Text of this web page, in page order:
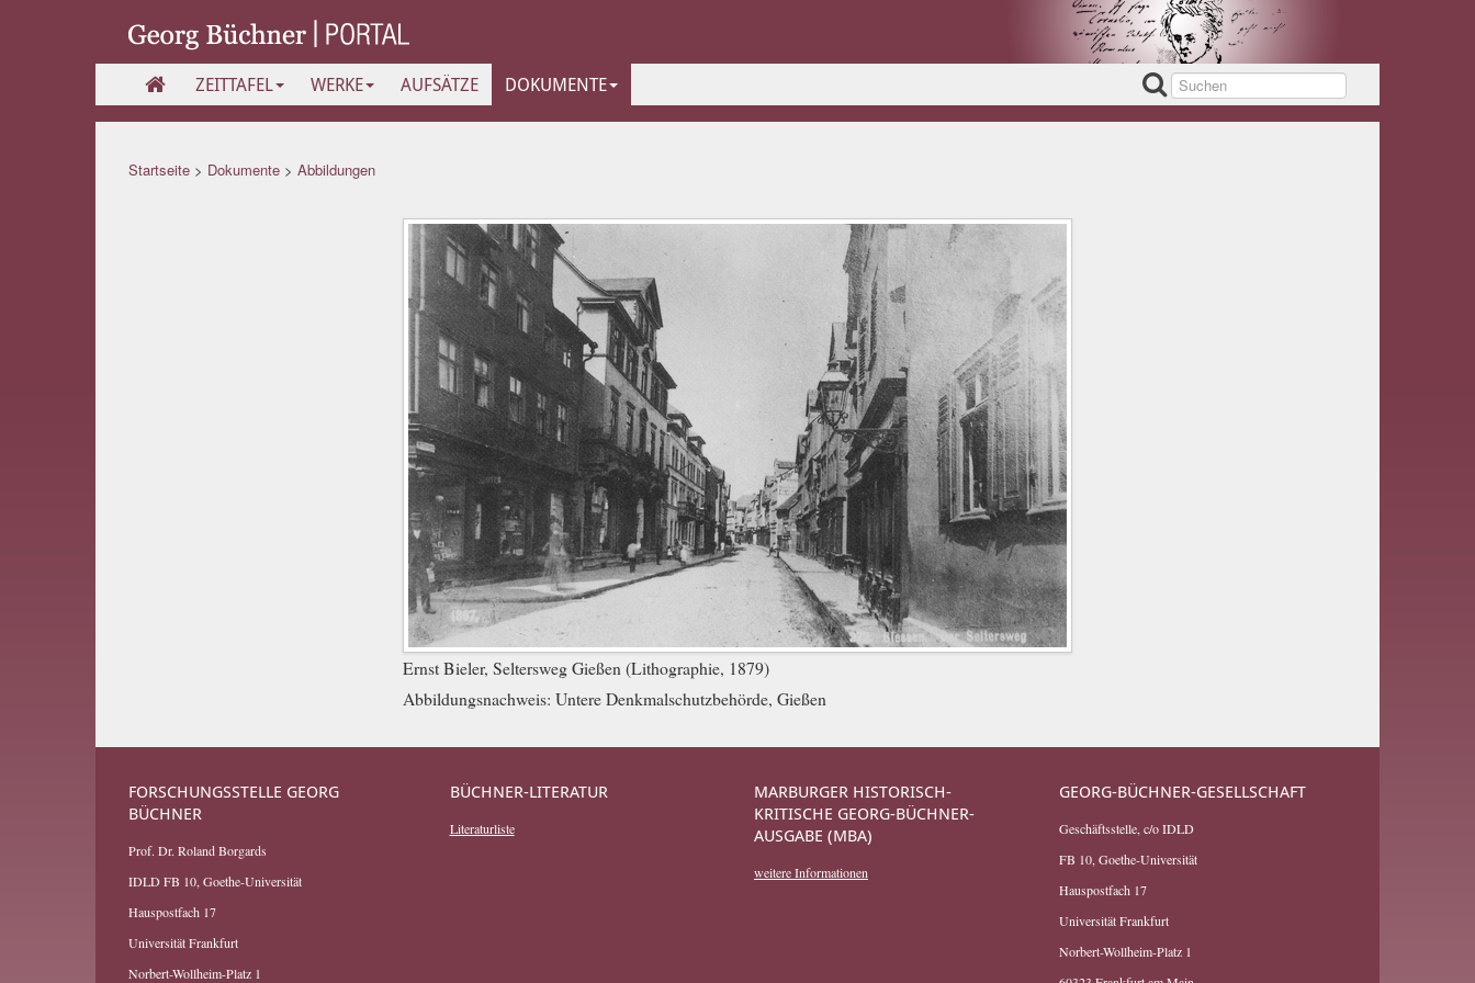
ZEITTAFEL WERKE AUFSÄTZE DOKUMENTE
Startseite > Dokumente > Abbildungen
Ernst Bieler, Seltersweg Gießen (Lithographie, 1879)
Abbildungsnachweis: Untere Denkmalschutzbehörde, Gießen
FORSCHUNGSSTELLE GEORG
BÜCHNER
Prof. Dr. Roland Borgards
IDLD FB 10, Goethe-Universität
Hauspostfach 17
Universität Frankfurt
Norbert-Wollheim-Platz 1
BÜCHNER-LITERATUR
Literaturliste
MARBURGER HISTORISCH-
KRITISCHE GEORG-BÜCHNER-
AUSGABE (MBA)
weitere Informationen
GEORG-BÜCHNER-GESELLSCHAFT
Geschäftsstelle, c/o IDLD
FB 10, Goethe-Universität
Hauspostfach 17
Universität Frankfurt
Norbert-Wollheim-Platz 1